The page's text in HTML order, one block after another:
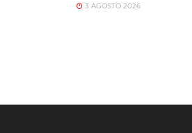
3 AGOSTO 2026